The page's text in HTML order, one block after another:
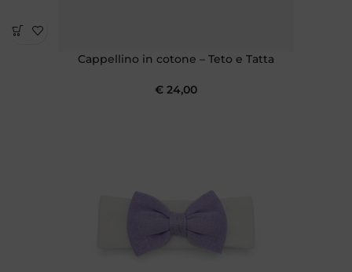
Cappellino in cotone – Teto e Tatta
€ 24,00